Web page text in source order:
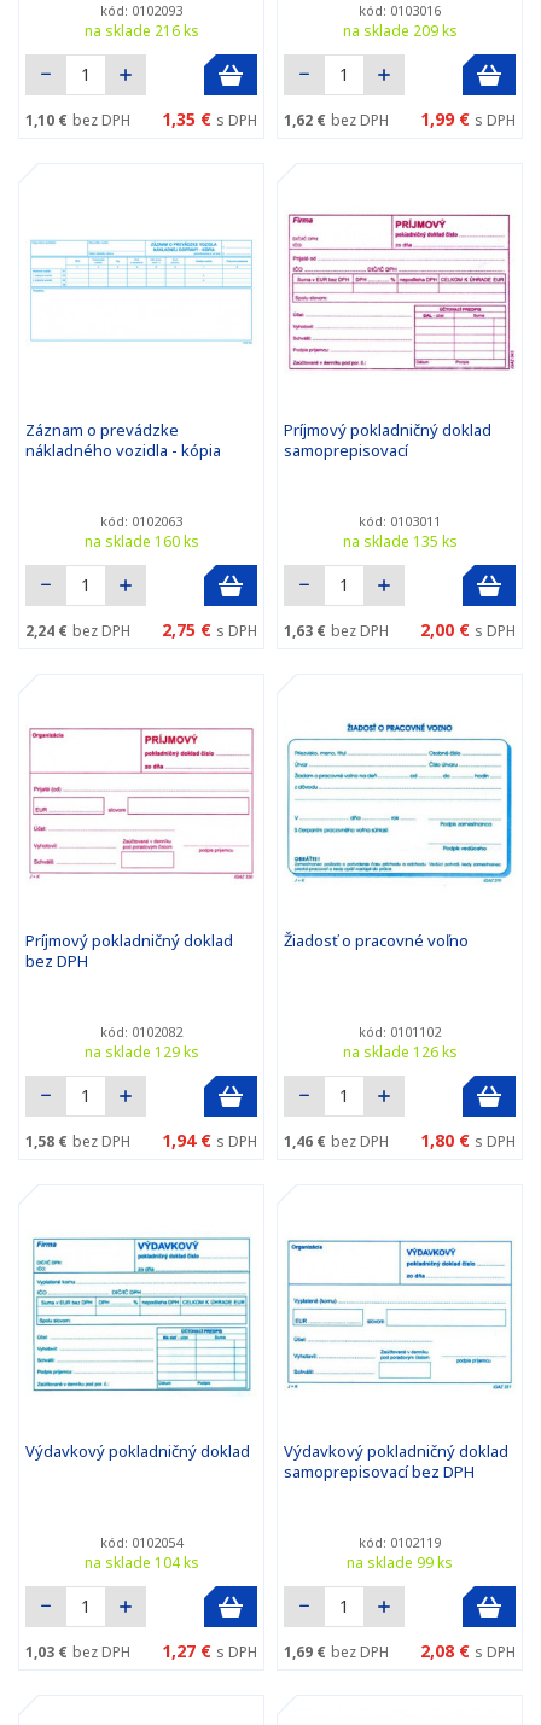
kód: 0102093
na sklade 216 ks
1,10 € bez DPH 1,35 € s DPH
kód: 0103016
na sklade 209 ks
1,62 € bez DPH 1,99 € s DPH
Záznam o prevádzke
nákladného vozidla - kópia
kód: 0102063
na sklade 160 ks
2,24 € bez DPH 2,75 € s DPH
Príjmový pokladničný doklad
samoprepisovací
kód: 0103011
na sklade 135 ks
1,63 € bez DPH 2,00 € s DPH
Príjmový pokladničný doklad
bez DPH
kód: 0102082
na sklade 129 ks
1,58 € bez DPH 1,94 € s DPH
Žiadosť o pracovné voľno
kód: 0101102
na sklade 126 ks
1,46 € bez DPH 1,80 € s DPH
Výdavkový pokladničný doklad
kód: 0102054
na sklade 104 ks
1,03 € bez DPH 1,27 € s DPH
Výdavkový pokladničný doklad
samoprepisovací bez DPH
kód: 0102119
na sklade 99 ks
1,69 € bez DPH 2,08 € s DPH